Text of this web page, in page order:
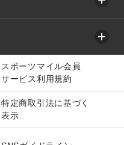
スポーツマイル会員
サービス利用規約
特定商取引法に基づく
表示